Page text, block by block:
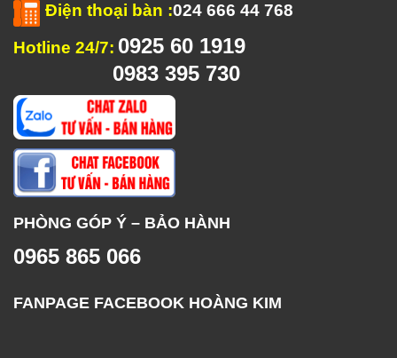
Điện thoại bàn :024 666 44 768
Hotline 24/7: 0925 60 1919
0983 395 730
PHÒNG GÓP Ý – BẢO HÀNH
0965 865 066
FANPAGE FACEBOOK HOÀNG KIM